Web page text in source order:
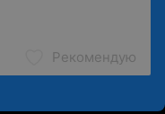
Рекомендую